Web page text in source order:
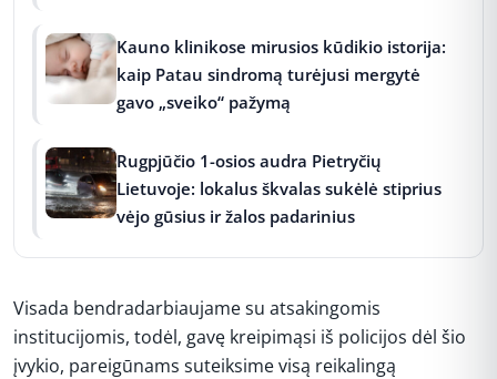
Kauno klinikose mirusios kūdikio istorija:
kaip Patau sindromą turėjusi mergytė
gavo „sveiko“ pažymą
Rugpjūčio 1-osios audra Pietryčių
Lietuvoje: lokalus škvalas sukėlė stiprius
vėjo gūsius ir žalos padarinius
Visada bendradarbiaujame su atsakingomis
institucijomis, todėl, gavę kreipimąsi iš policijos dėl šio
įvykio, pareigūnams suteiksime visą reikalingą